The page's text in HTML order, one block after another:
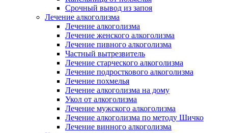
Срочный вывод из запоя
Лечение алкоголизма
Лечение алкоголизма
Лечение женского алкоголизма
Лечение пивного алкоголизма
Частный вытрезвитель
Лечение старческого алкоголизма
Лечение подросткового алкоголизма
Лечение похмелья
Лечение алкоголизма на дому
Укол от алкоголизма
Лечение мужского алкоголизма
Лечение алкоголизма по методу Шичко
Лечение винного алкоголизма